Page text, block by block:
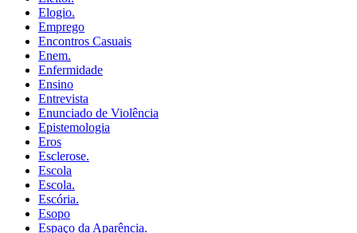
Elogio.
Emprego
Encontros Casuais
Enem.
Enfermidade
Ensino
Entrevista
Enunciado de Violência
Epistemologia
Eros
Esclerose.
Escola
Escola.
Escória.
Esopo
Espaço da Aparência.